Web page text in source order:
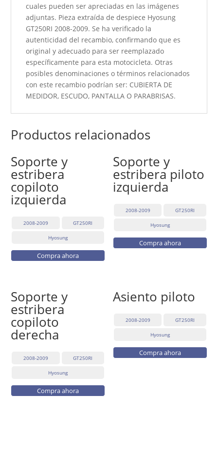
cuales pueden ser apreciadas en las imágenes
adjuntas. Pieza extraída de despiece Hyosung
GT250RI 2008-2009. Se ha verificado la
autenticidad del recambio, confirmando que es
original y adecuado para ser reemplazado
específicamente para esta motocicleta. Otras
posibles denominaciones o términos relacionados
con este recambio podrían ser: CUBIERTA DE
MEDIDOR, ESCUDO, PANTALLA O PARABRISAS.
Productos relacionados
Soporte y
estribera
copiloto
izquierda
2008-2009 GT250RI
Hyosung
Compra ahora
Soporte y
estribera piloto
izquierda
2008-2009 GT250RI
Hyosung
Compra ahora
Soporte y
estribera
copiloto
derecha
2008-2009 GT250RI
Hyosung
Compra ahora
Asiento piloto
2008-2009 GT250RI
Hyosung
Compra ahora